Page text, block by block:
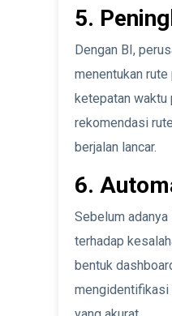
5.
Dengan BI,
menentukan
ketepatan waktu
rekomendasi
berjalan lancar.
6.
Sebelum
terhadap
bentuk
mengidentifikasi